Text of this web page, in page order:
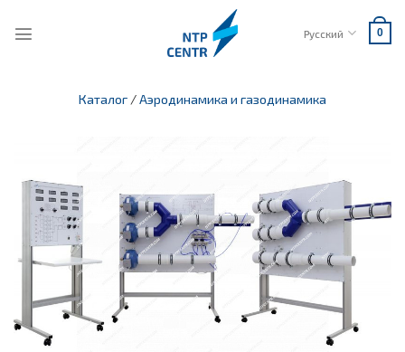
Русский 0
Каталог /Аэродинамика и газодинамика